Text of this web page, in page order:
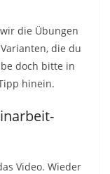
die Übungen
die du
doch bitte in
hinein.
Video. Wieder